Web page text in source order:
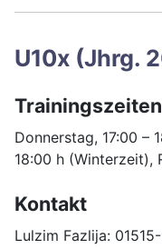
U10x (Jhrg.
Trainingszeiten
Donnerstag, 17:00 –
18:00 h (Winterzeit),
Kontakt
Lulzim Fazlija: